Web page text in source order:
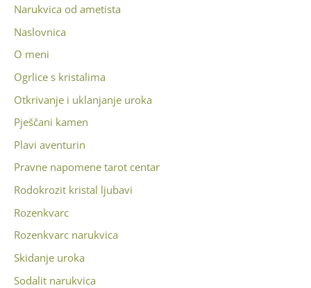
Narukvica od ametista
Naslovnica
O meni
Ogrlice s kristalima
Otkrivanje i uklanjanje uroka
Pješčani kamen
Plavi aventurin
Pravne napomene tarot centar
Rodokrozit kristal ljubavi
Rozenkvarc
Rozenkvarc narukvica
Skidanje uroka
Sodalit narukvica